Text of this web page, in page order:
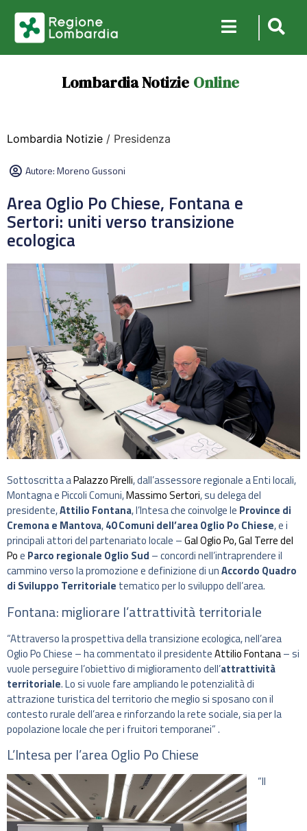
Lombardia Notizie Online
Lombardia Notizie / Presidenza
Autore:Moreno Gussoni
Area Oglio Po Chiese, Fontana e
Sertori: uniti verso transizione
ecologica
Sottoscritta aPalazzo Pirelli, dall’assessore regionale a Enti locali,
Montagna e Piccoli Comuni,Massimo Sertori, su delega del
presidente,Attilio Fontana, l’Intesa che coinvolge le Province di
Cremona e Mantova,40 Comuni dell’area Oglio Po Chiese, e i
principali attori del partenariato locale –Gal Oglio Po, Gal Terre del
Poe Parco regionale Oglio Sud – concordi nell’intraprendere il
cammino verso la promozione e definizione di unAccordo Quadro
di Sviluppo Territoriale tematico per lo sviluppo dell’area.
Fontana: migliorare l’attrattività territoriale
“Attraverso la prospettiva della transizione ecologica, nell’area
Oglio Po Chiese – ha commentato il presidenteAttilio Fontana– si
vuole perseguire l’obiettivo di miglioramento dell’attrattività
territoriale. Lo si vuole fare ampliando le potenzialità di
attrazione turistica del territorio che meglio si sposano con il
contesto rurale dell’area e rinforzando la rete sociale, sia per la
popolazione locale che per i fruitori temporanei” .
L’Intesa per l’area Oglio Po Chiese
“Il